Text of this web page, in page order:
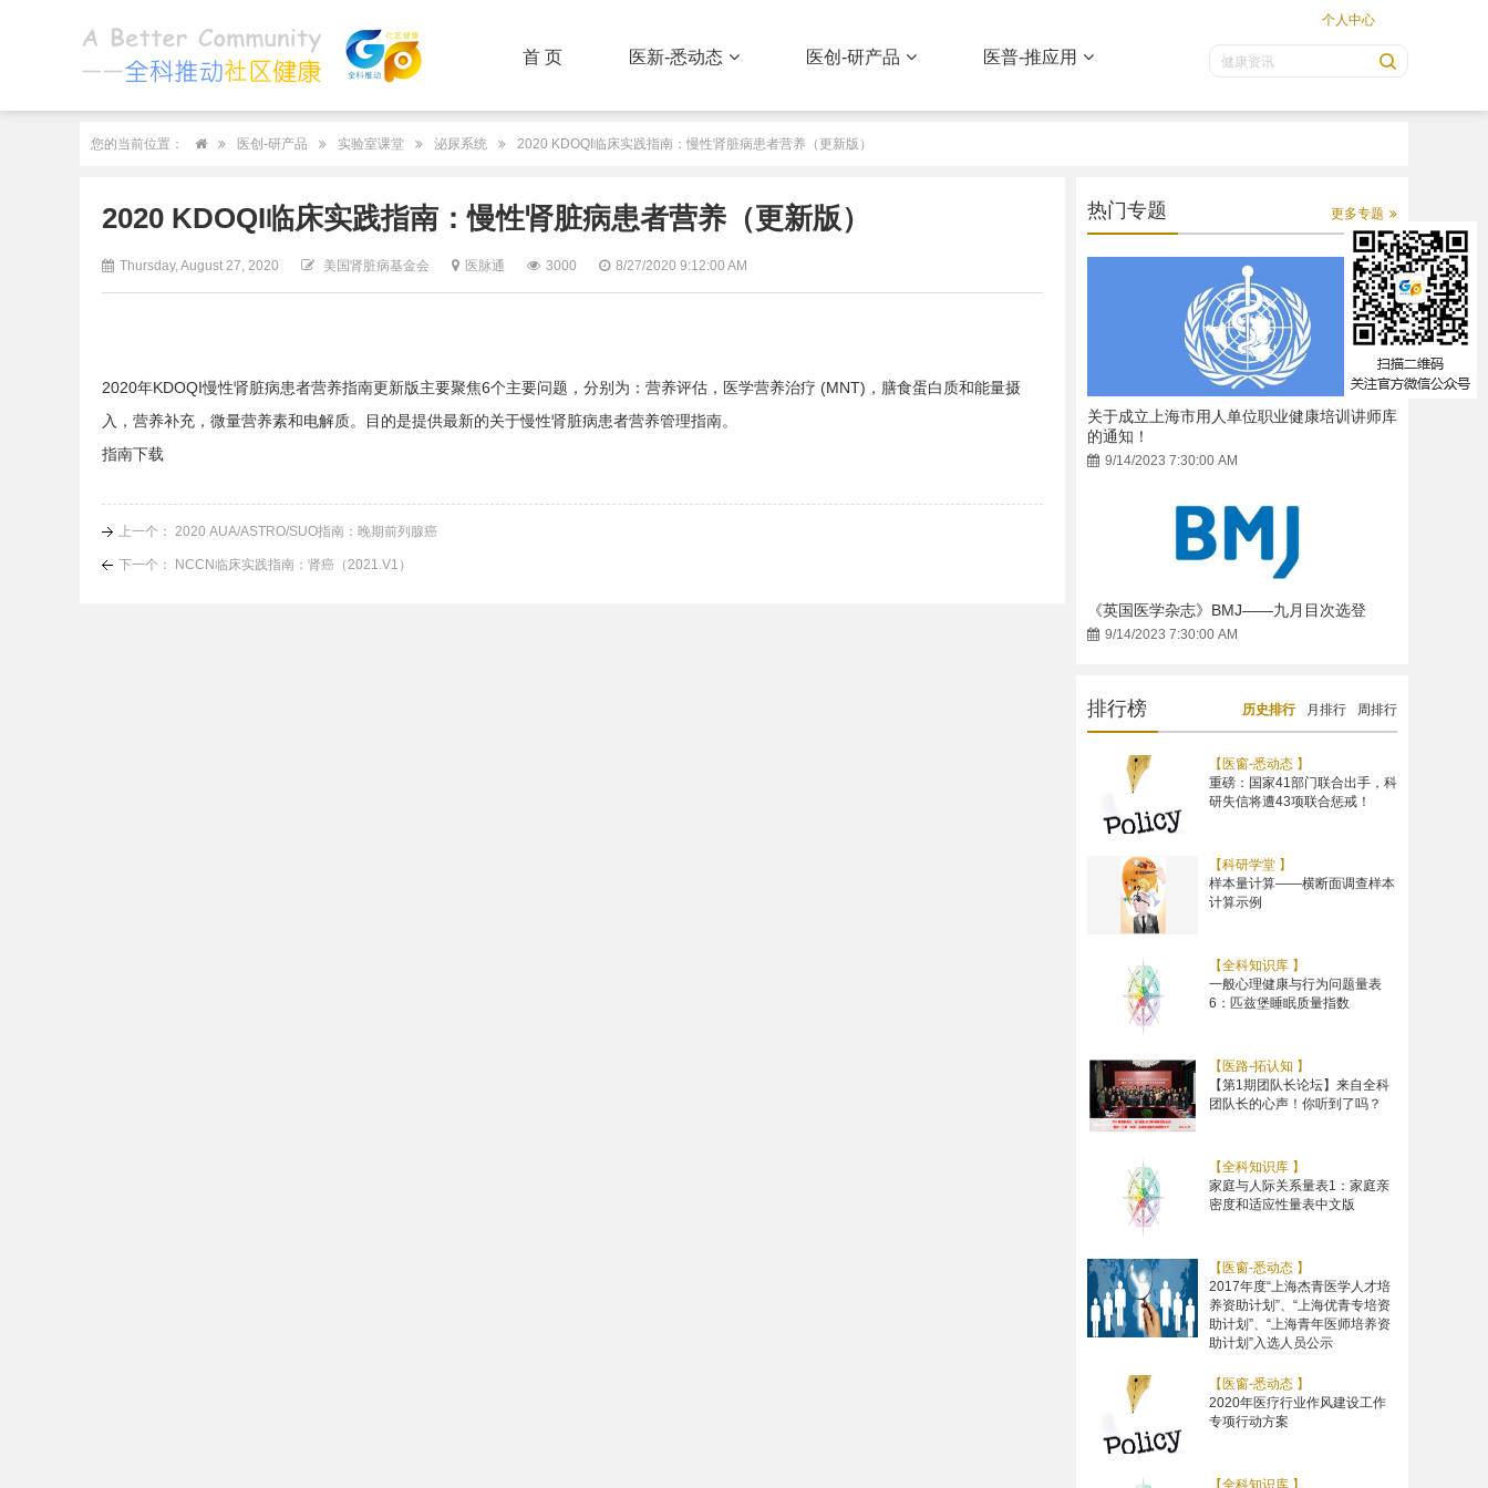
个人中心
首 页 医新-悉动态 医创-研产品 医普-推应用
您的当前位置： 医创-研产品 实验室课堂 泌尿系统 2020 KDOQI临床实践指南：慢性肾脏病患者营养（更新版）
2020 KDOQI临床实践指南：慢性肾脏病患者营养（更新版）
Thursday, August 27, 2020 美国肾脏病基金会 医脉通 3000 8/27/2020 9:12:00 AM
2020年KDOQI慢性肾脏病患者营养指南更新版主要聚焦6个主要问题，分别为：营养评估，医学营养治疗 (MNT)，膳食蛋白质和能量摄
入，营养补充，微量营养素和电解质。目的是提供最新的关于慢性肾脏病患者营养管理指南。
指南下载
上一个： 2020 AUA/ASTRO/SUO指南：晚期前列腺癌
下一个： NCCN临床实践指南：肾癌（2021.V1）
更多专题
热门专题
关于成立上海市用人单位职业健康培训讲师库
的通知！
9/14/2023 7:30:00 AM
《英国医学杂志》BMJ——九月目次选登
9/14/2023 7:30:00 AM
排行榜 历史排行 月排行 周排行
【医窗-悉动态 】
重磅：国家41部门联合出手，科
研失信将遭43项联合惩戒！
【科研学堂 】
样本量计算——横断面调查样本
计算示例
【全科知识库 】
一般心理健康与行为问题量表
6：匹兹堡睡眠质量指数
【医路-拓认知 】
【第1期团队长论坛】来自全科
团队长的心声！你听到了吗？
【全科知识库 】
家庭与人际关系量表1：家庭亲
密度和适应性量表中文版
【医窗-悉动态 】
2017年度“上海杰青医学人才培
养资助计划”、“上海优青专培资
助计划”、“上海青年医师培养资
助计划”入选人员公示
【医窗-悉动态 】
2020年医疗行业作风建设工作
专项行动方案
【全科知识库 】